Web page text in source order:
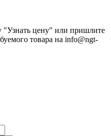
"Узнать цену" или пришлите
товара на info@ngt-